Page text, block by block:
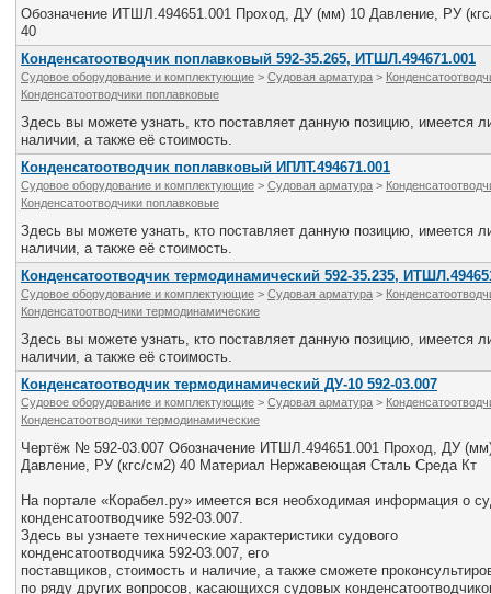
Обозначение ИТШЛ.494651.001 Проход, ДУ (мм) 10 Давление, РУ
40
Конденсатоотводчик поплавковый 592-35.265, ИТШЛ.494671.001
Судовое оборудование и комплектующие > Судовая арматура >
Конденсатоотводчики поплавковые
Здесь вы можете узнать, кто поставляет данную позицию, имеется
наличии, а также её стоимость.
Конденсатоотводчик поплавковый ИПЛТ.494671.001
Судовое оборудование и комплектующие > Судовая арматура >
Конденсатоотводчики поплавковые
Здесь вы можете узнать, кто поставляет данную позицию, имеется
наличии, а также её стоимость.
Конденсатоотводчик термодинамический 592-35.235,
Судовое оборудование и комплектующие > Судовая арматура >
Конденсатоотводчики термодинамические
Здесь вы можете узнать, кто поставляет данную позицию, имеется
наличии, а также её стоимость.
Конденсатоотводчик термодинамический ДУ-10 592-03.007
Судовое оборудование и комплектующие > Судовая арматура >
Конденсатоотводчики термодинамические
Чертёж № 592-03.007 Обозначение ИТШЛ.494651.001 Проход, ДУ
Давление, РУ (кгс/см2) 40 Материал Нержавеющая Сталь Среда Кт
На портале «Корабел.ру» имеется вся необходимая информация о
конденсатоотводчике 592-03.007.
Здесь вы узнаете технические характеристики судового
конденсатоотводчика 592-03.007, его
поставщиков, стоимость и наличие, а также сможете
по ряду других вопросов, касающихся судовых